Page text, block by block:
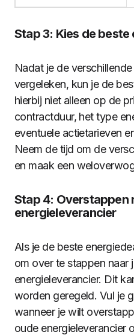
Stap 3: Kies de beste
Nadat je de
vergeleken, kun je de
hierbij niet alleen op de
contractduur, het type
eventuele actietarieven
Neem de tijd om de
en maak een
Stap 4: Overstappen
energieleverancier
Als je de beste
om over te stappen naar
energieleverancier. Dit
worden geregeld. Vul je
wanneer je wilt
oude energieleverancier